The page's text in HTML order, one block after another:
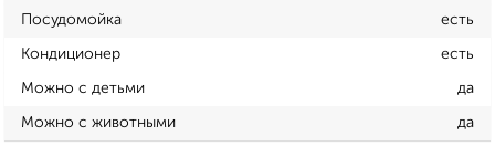
Посудомойка есть
Кондиционер есть
Можно с детьми да
Можно с животными да